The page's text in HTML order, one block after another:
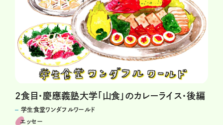
2食目・慶應義塾大学「山食」のカレーライス・後編
学生食堂ワンダフルワールド
エッセー